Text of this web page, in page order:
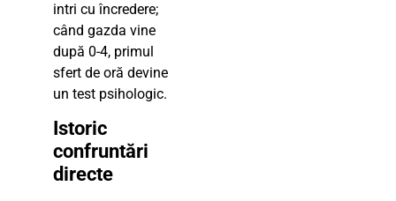
intri cu încredere;
când gazda vine
după 0-4, primul
sfert de oră devine
un test psihologic.
Istoric
confruntări
directe